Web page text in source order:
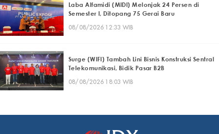
Laba Alfamidi (MIDI) Melonjak 24 Persen di
Semester I, Ditopang 75 Gerai Baru
08/08/2026 12:33 WIB
Surge (WIFI) Tambah Lini Bisnis Konstruksi Sentral
Telekomunikasi, Bidik Pasar B2B
08/08/2026 18:03 WIB